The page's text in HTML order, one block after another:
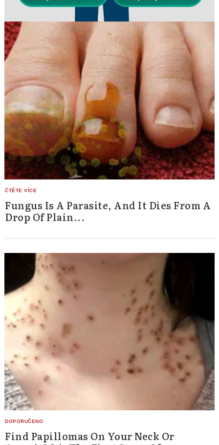
Fungus Is A Parasite, And It Dies From A
Drop Of Plain...
Find Papillomas On Your Neck Or